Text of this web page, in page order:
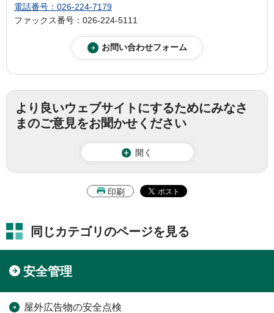
電話番号：026-224-7179
ファックス番号：026-224-5111
より良いウェブサイトにするためにみなさ
まのご意見をお聞かせください
開く
印刷
同じカテゴリのページを見る
安全管理
屋外広告物の安全点検